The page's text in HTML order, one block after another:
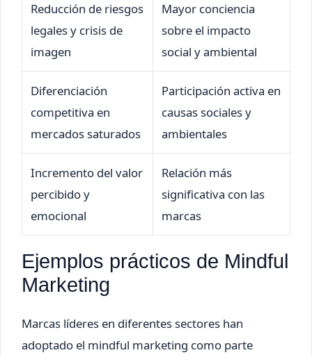
Reducción de riesgos
legales y crisis de
imagen
Mayor conciencia
sobre el impacto
social y ambiental
Diferenciación
competitiva en
mercados saturados
Participación activa en
causas sociales y
ambientales
Incremento del valor
percibido y
emocional
Relación más
significativa con las
marcas
Ejemplos prácticos de Mindful
Marketing
Marcas líderes en diferentes sectores han
adoptado el mindful marketing como parte